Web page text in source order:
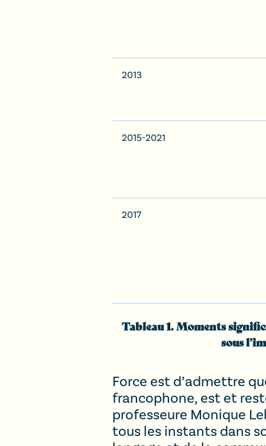
2013
2015-2021
2017
Tableau 1. Moments
sous
Force est d’admettre
francophone, est et
professeure Monique
tous les instants dans